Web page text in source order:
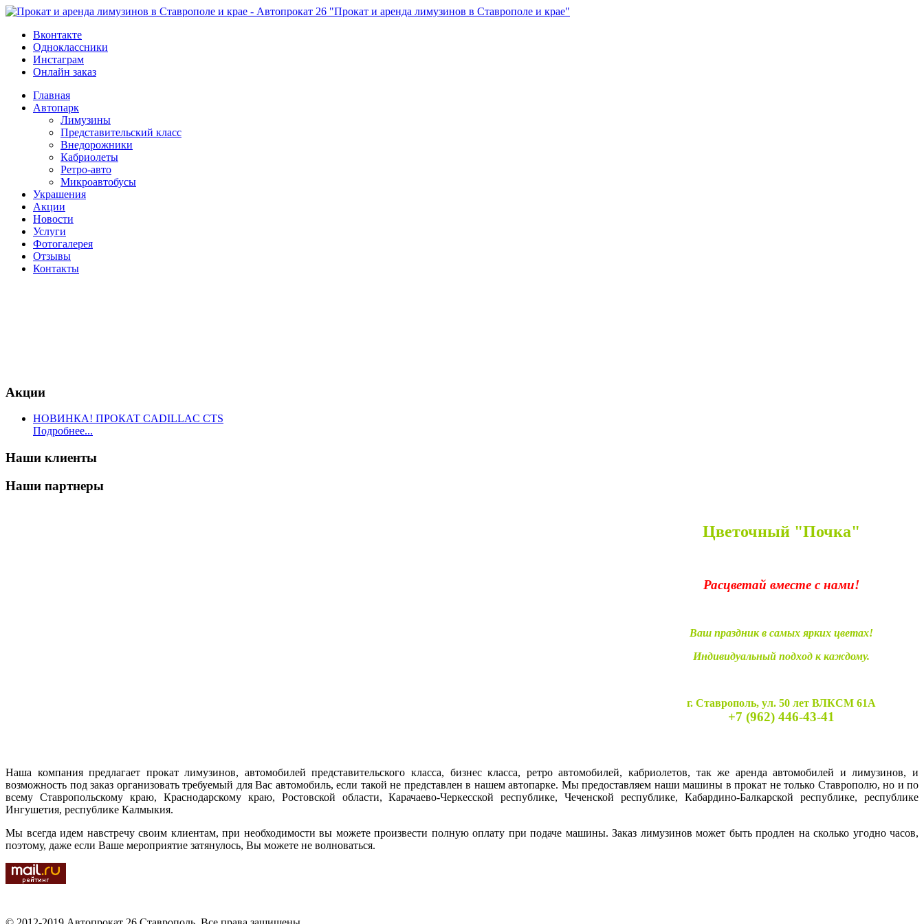
"Прокат и аренда лимузинов в Ставрополе и крае"
Вконтакте
Одноклассники
Инстаграм
Онлайн заказ
Главная
Автопарк
Лимузины
Представительский класс
Внедорожники
Кабриолеты
Ретро-авто
Микроавтобусы
Украшения
Акции
Новости
Услуги
Фотогалерея
Отзывы
­Контакты
Акции
НОВИНКА! ПРОКАТ CADILLAC CTS
Подробнее...
Наши клиенты
Наши партнеры
Цветочный "Почка"
Расцветай вместе с нами!
Ваш праздник в самых ярких цветах!
Индивидуальный подход к каждому.
г. Ставрополь, ул. 50 лет ВЛКСМ 61А
+7 (962) 446-43-41
Наша компания предлагает прокат лимузинов, автомобилей представительского класса, бизнес класса, ретро автомобилей, кабриолетов, так же аренда автомобилей и лимузинов, и
возможность под заказ организовать требуемый для Вас автомобиль, если такой не представлен в нашем автопарке. Мы предоставляем наши машины в прокат не только Ставрополю, но и по
всему Ставропольскому краю, Краснодарскому краю, Ростовской области, Карачаево-Черкесской республике, Чеченской республике, Кабардино-Балкарской республике, республике
Ингушетия, республике Калмыкия.
Мы всегда идем навстречу своим клиентам, при необходимости вы можете произвести полную оплату при подаче машины. Заказ лимузинов может быть продлен на сколько угодно часов,
поэтому, даже если Ваше мероприятие затянулось, Вы можете не волноваться.